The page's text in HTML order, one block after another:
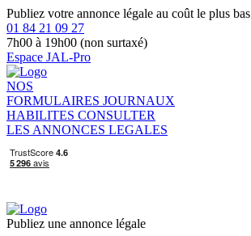
Publiez votre annonce légale au coût le plus bas
01 84 21 09 27
7h00 à 19h00 (non surtaxé)
Espace JAL-Pro
NOS
FORMULAIRES JOURNAUX
HABILITES CONSULTER
LES ANNONCES LEGALES
Publiez une annonce légale